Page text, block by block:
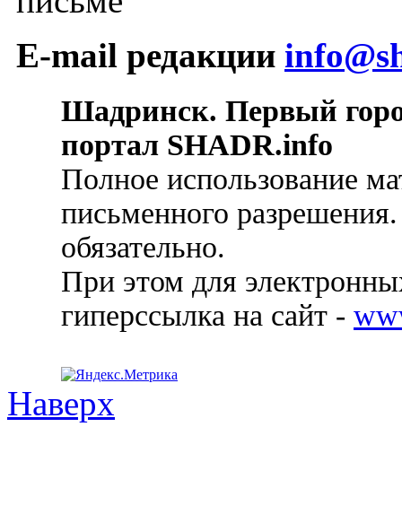
E-mail редакции
Шадринск. Первый
портал SHADR.info
Полное использование
письменного
обязательно.
При этом для
гиперссылка на сайт -
Наверх